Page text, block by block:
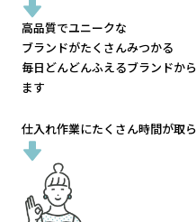
高品質でユニークな
ブランドがたくさんみつかる
毎日どんどんふえるブランドから
ます
仕入れ作業にたくさん時間が取